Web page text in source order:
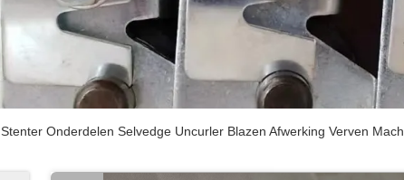
Stenter Onderdelen Selvedge Uncurler Blazen Afwerking Verven